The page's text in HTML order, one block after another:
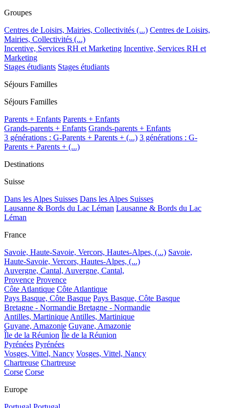
Groupes
Centres de Loisirs, Mairies, Collectivités (...) Centres de Loisirs,
Mairies, Collectivités (...)
Incentive, Services RH et Marketing Incentive, Services RH et
Marketing
Stages étudiants Stages étudiants
Séjours Familles
Séjours Familles
Parents + Enfants Parents + Enfants
Grands-parents + Enfants Grands-parents + Enfants
3 générations : G-Parents + Parents + (...) 3 générations : G-
Parents + Parents + (...)
Destinations
Suisse
Dans les Alpes Suisses Dans les Alpes Suisses
Lausanne & Bords du Lac Léman Lausanne & Bords du Lac
Léman
France
Savoie, Haute-Savoie, Vercors, Hautes-Alpes, (...) Savoie,
Haute-Savoie, Vercors, Hautes-Alpes, (...)
Auvergne, Cantal, Auvergne, Cantal,
Provence Provence
Côte Atlantique Côte Atlantique
Pays Basque, Côte Basque Pays Basque, Côte Basque
Bretagne - Normandie Bretagne - Normandie
Antilles, Martinique Antilles, Martinique
Guyane, Amazonie Guyane, Amazonie
Île de la Réunion Île de la Réunion
Pyrénées Pyrénées
Vosges, Vittel, Nancy Vosges, Vittel, Nancy
Chartreuse Chartreuse
Corse Corse
Europe